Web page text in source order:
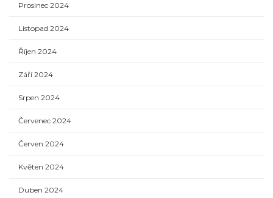
Prosinec 2024
Listopad 2024
Říjen 2024
Září 2024
Srpen 2024
Červenec 2024
Červen 2024
Květen 2024
Duben 2024